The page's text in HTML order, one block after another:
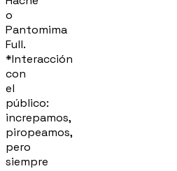
o
Pantomima
Full.
*Interacción
con
el
público:
increpamos,
piropeamos,
pero
siempre